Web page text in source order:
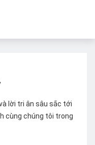
lời tri ân sâu sắc tới
cùng chúng tôi trong